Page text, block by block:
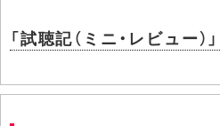
「試聴記（ミニ・レビュー